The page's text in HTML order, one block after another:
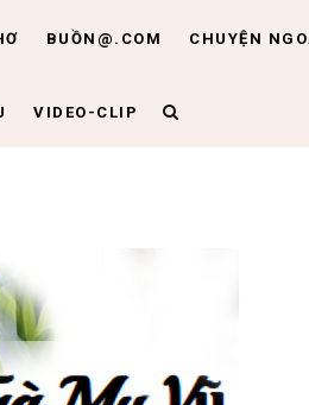
BUỒN@.COM CHUYỆN
VIDEO-CLIP